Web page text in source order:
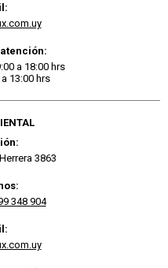
a 18:00 hrs
13:00 hrs
3863
348 904